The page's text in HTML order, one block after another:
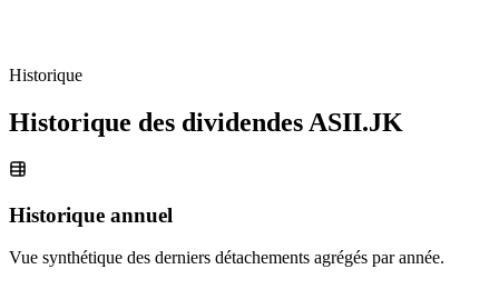
Historique
Historique des dividendes ASII.JK
Historique annuel
Vue synthétique des derniers détachements agrégés par année.